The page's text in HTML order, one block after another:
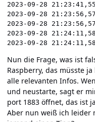
2023-09-28
2023-09-28
2023-09-28
2023-09-28
2023-09-28
Nun die Frage, was ist
Raspberry, das müsste
alle relevanten Infos.
und neustarte, sagt er
port 1883 öffnet, das ist
Aber nun weiß ich leider